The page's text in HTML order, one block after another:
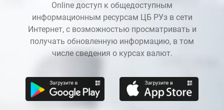
Online доступ к общедоступным
информационным ресурсам ЦБ РУз в сети
Интернет, с возможностью просматривать и
получать обновленную информацию, в том
числе сведения о курсах валют.